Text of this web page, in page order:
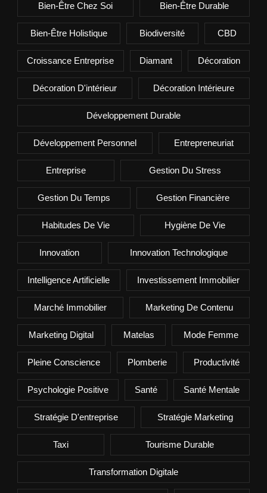
Bien-Être Chez Soi Bien-Être Durable
Bien-Être Holistique Biodiversité CBD
Croissance Entreprise Diamant Décoration
Décoration D'intérieur Décoration Intérieure
Développement Durable
Développement Personnel Entrepreneuriat
Entreprise Gestion Du Stress
Gestion Du Temps Gestion Financière
Habitudes De Vie Hygiène De Vie
Innovation Innovation Technologique
Intelligence Artificielle Investissement Immobilier
Marché Immobilier Marketing De Contenu
Marketing Digital Matelas Mode Femme
Pleine Conscience Plomberie Productivité
Psychologie Positive Santé Santé Mentale
Stratégie D'entreprise Stratégie Marketing
Taxi Tourisme Durable
Transformation Digitale